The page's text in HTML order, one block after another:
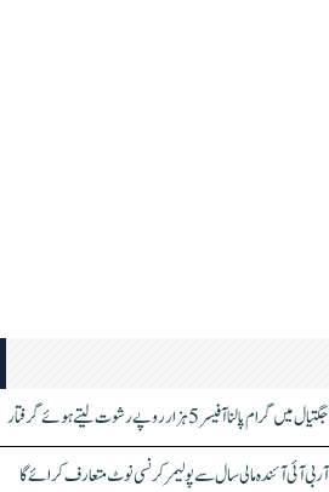
جگتیال میں گرام پالنا آفیسر 5 ہزار روپے رشوت لیتے ہوئے گرفتار
آر بی آئی آئندہ مالی سال سے پولیمر کرنسی نوٹ متعارف کرائے گا